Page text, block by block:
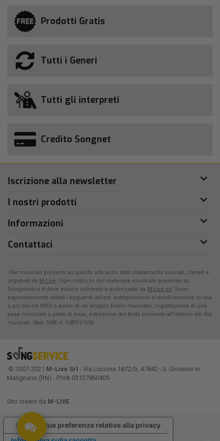
Prodotti Gratis
Tutti i Generi
Tutti gli interpreti
Credito Songnet
Iscrizione alla newsletter
I nostri prodotti
Informazioni
Contattaci
I file musicali presenti su questo sito sono stati interamente suonati, cantati e
registrati da M-Live. Ogni riutilizzo del materiale musicale presente su
Songservice.it deve essere richiesto e autorizzato da M-Live srl. Sono
espressamente vietati i seguenti utilizzi: estrapolazioni e rielaborazione di una
o più tracce MIDI o audio di un singolo brano musicale, registrazione di una
base musicale o parte di essa, estrazione del testo presente all'interno dei file
musicali. (Aut. SIAE n. 1287/I/106)
© 2007-2021 M-Live Srl - Via Luciona 1872/b, 47842 - S. Giovanni In
Marignano (RN) - P.IVA 03127860405
Sito creato da M-LIVE
Le tue preferenze relative alla privacy